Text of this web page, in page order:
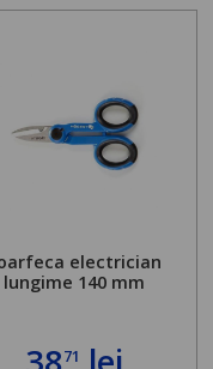
electrician
lungime 140 mm
71